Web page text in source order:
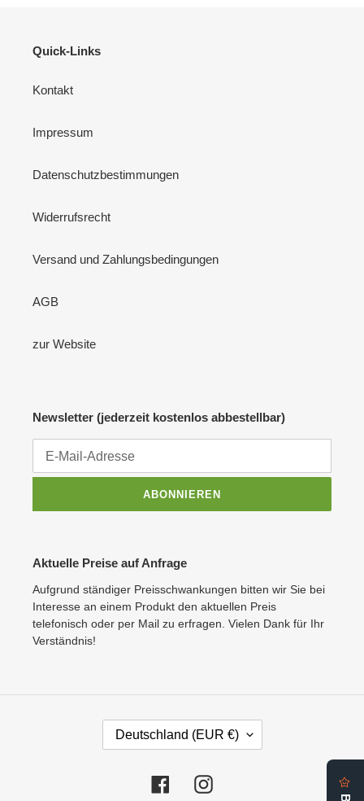
Quick-Links
Kontakt
Impressum
Datenschutzbestimmungen
Widerrufsrecht
Versand und Zahlungsbedingungen
AGB
zur Website
Newsletter (jederzeit kostenlos abbestellbar)
ABONNIEREN
Aktuelle Preise auf Anfrage
Aufgrund ständiger Preisschwankungen bitten wir Sie bei
Interesse an einem Produkt den aktuellen Preis
telefonisch oder per Mail zu erfragen. Vielen Dank für Ihr
Verständnis!
Deutschland (EUR €)
FacebookInstagram